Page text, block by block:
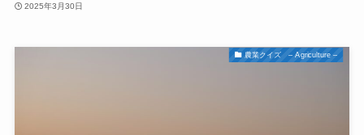
2025年3月30日
農業クイズ – Agriculture –